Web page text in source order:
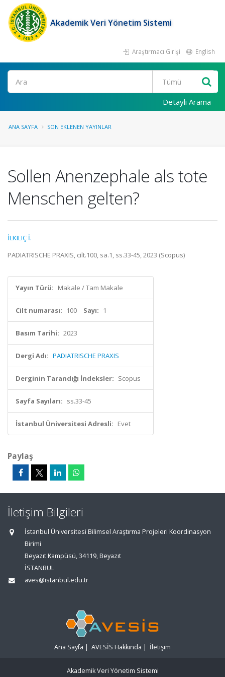
Akademik Veri Yönetim Sistemi
Araştırmacı Girişi English
Ara
Detaylı Arama
ANA SAYFA SON EKLENEN YAYINLAR
Sollen Anenzephale als tote
Menschen gelten?
İLKILIÇ İ.
PADIATRISCHE PRAXIS, cilt.100, sa.1, ss.33-45, 2023 (Scopus)
Yayın Türü: Makale / Tam Makale
Cilt numarası: 100 Sayı: 1
Basım Tarihi: 2023
Dergi Adı: PADIATRISCHE PRAXIS
Derginin Tarandığı İndeksler: Scopus
Sayfa Sayıları: ss.33-45
İstanbul Üniversitesi Adresli: Evet
Paylaş
İletişim Bilgileri
İstanbul Üniversitesi Bilimsel Araştırma Projeleri Koordinasyon
Birimi
Beyazıt Kampüsü, 34119, Beyazıt
İSTANBUL
aves@istanbul.edu.tr
Ana Sayfa | AVESİS Hakkında | İletişim
Akademik Veri Yönetim Sistemi